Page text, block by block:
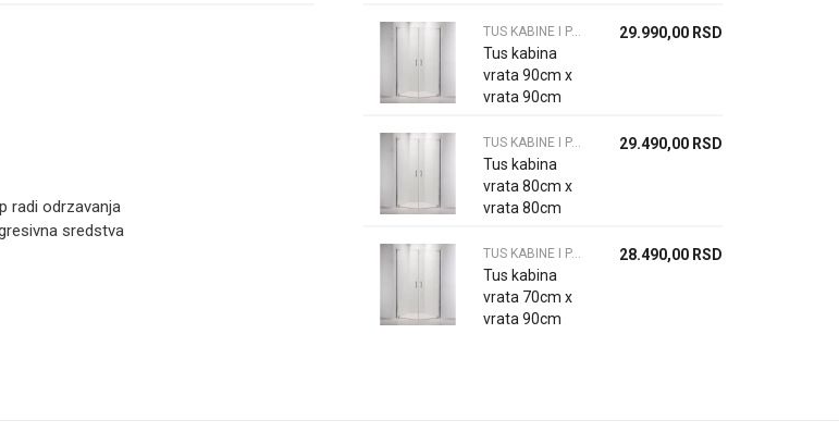
radi odrzavanja
sredstva
TUS KABINE I PARAVANI
Tus kabina
vrata 90cm x
vrata 90cm
29.990,00 RSD
TUS KABINE I PARAVANI
Tus kabina
vrata 80cm x
vrata 80cm
29.490,00 RSD
TUS KABINE I PARAVANI
Tus kabina
vrata 70cm x
vrata 90cm
28.490,00 RSD